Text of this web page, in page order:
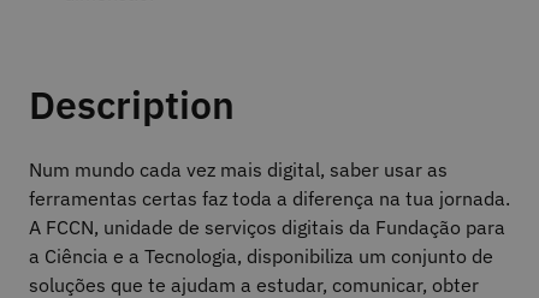
Description
Num mundo cada vez mais digital, saber usar as
ferramentas certas faz toda a diferença na tua jornada.
A FCCN, unidade de serviços digitais da Fundação para
a Ciência e a Tecnologia, disponibiliza um conjunto de
soluções que te ajudam a estudar, comunicar, obter